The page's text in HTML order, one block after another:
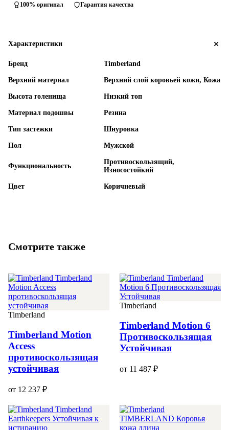
100% оригинал
Гарантия качества
Характеристики
Бренд Timberland
Верхний материал Верхний слой коровьей кожи, Кожа
Высота голенища Низкий топ
Материал подошвы Резина
Тип застежки Шнуровка
Пол Мужской
Функциональность
Противоскользящий,
Износостойкий
Цвет Коричневый
Смотрите также
Timberland
Timberland Motion
Access
противоскользящая
устойчивая
от 12 237 ₽
Timberland
Timberland Motion 6
Противоскользящая
Устойчивая
от 11 487 ₽